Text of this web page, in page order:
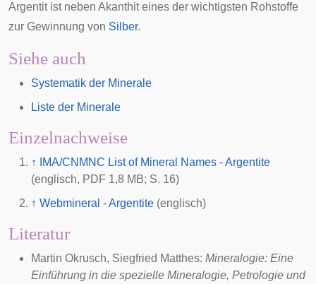
Argentit ist neben Akanthit eines der wichtigsten Rohstoffe
zur Gewinnung von Silber.
Siehe auch
Systematik der Minerale
Liste der Minerale
Einzelnachweise
↑
IMA/CNMNC List of Mineral Names - Argentite
(englisch, PDF 1,8 MB; S. 16)
↑ Webmineral - Argentite (englisch)
Literatur
Martin Okrusch, Siegfried Matthes: Mineralogie: Eine
Einführung in die spezielle Mineralogie, Petrologie und